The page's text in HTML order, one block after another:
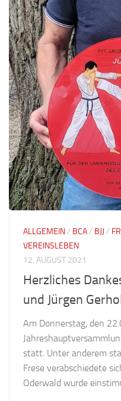
ALLGEMEIN/ BCA/ BJJ /
VEREINSLEBEN
12. AUGUST 2021
Herzliches
und Jürgen
Am Donnerstag, den
statt. Unter anderem
Frese verabschiedete
Oderwald wurde